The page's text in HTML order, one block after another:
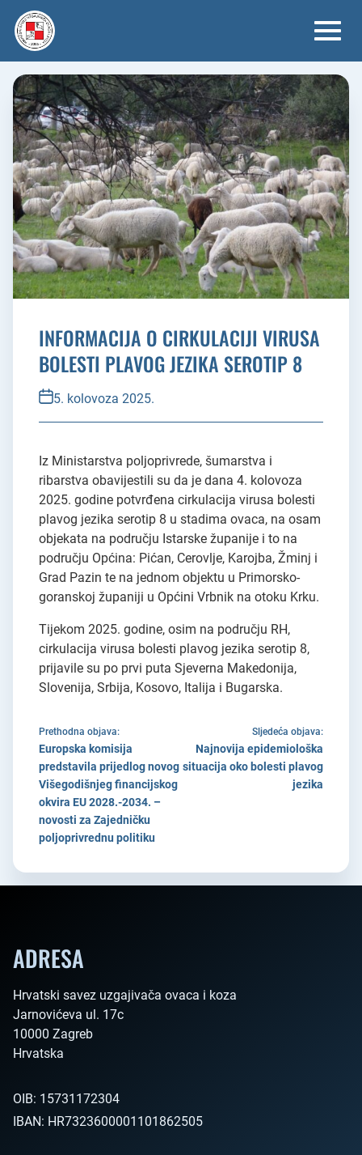
content
INFORMACIJA O CIRKULACIJI VIRUSA
BOLESTI PLAVOG JEZIKA SEROTIP 8
5. kolovoza 2025.
Iz Ministarstva poljoprivrede, šumarstva i
ribarstva obavijestili su da je dana 4. kolovoza
2025. godine potvrđena cirkulacija virusa bolesti
plavog jezika serotip 8 u stadima ovaca, na osam
objekata na području Istarske županije i to na
području Općina: Pićan, Cerovlje, Karojba, Žminj i
Grad Pazin te na jednom objektu u Primorsko-
goranskoj županiji u Općini Vrbnik na otoku Krku.
Tijekom 2025. godine, osim na području RH,
cirkulacija virusa bolesti plavog jezika serotip 8,
prijavile su po prvi puta Sjeverna Makedonija,
Slovenija, Srbija, Kosovo, Italija i Bugarska.
Prethodna objava:
Europska komisija
predstavila prijedlog novog
Višegodišnjeg financijskog
okvira EU 2028.-2034. –
novosti za Zajedničku
poljoprivrednu politiku
Sljedeća objava:
Najnovija epidemiološka
situacija oko bolesti plavog
jezika
ADRESA
Hrvatski savez uzgajivača ovaca i koza
Jarnovićeva ul. 17c
10000 Zagreb
Hrvatska
OIB: 15731172304
IBAN: HR7323600001101862505